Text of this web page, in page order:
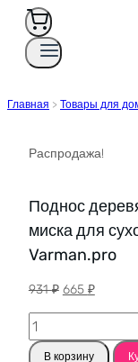
Главная > Товары для
Распродажа!
Поднос
миска для
Varman.pro
931₽ 665 ₽Текущая
Количество
товара
В корзину